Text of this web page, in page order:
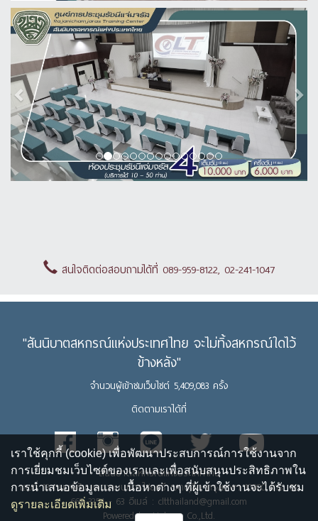
Previous
สนใจติดต่อสอบถามได้ที่ 089-959-8122, 02-241-1047
"สันนิบาตสหกรณ์แห่งประเทศไทย จะไม่ทิ้งสหกรณ์ใดไว้
ข้างหลัง"
จำนวนผู้เข้าชมเว็บไซต์ 5,409,083 ครั้ง
ติดตามเราได้ที่
สันนิบาตสหกรณ์แห่งประเทศไทย
เลขที่ 13 ถนนพิชัย แขวงถนนนครไชยศรี เขตดุสิต กรุงเทพฯ 10300 โทร. 02
669 3254 - 63 อีเมล์ : cltthailand@gmail.com
Powered by Upbean Co.,Ltd.
เราใช้คุกกี้ (cookie) เพื่อพัฒนาประสบการณ์การใช้งานจาก
การเยี่ยมชมเว็บไซต์ของเราและเพื่อสนับสนุนประสิทธิภาพใน
การนำเสนอข้อมูลและ เนื้อหาต่างๆ ที่ผู้เข้าใช้งานจะได้รับชม
ดูรายละเอียดเพิ่มเติม